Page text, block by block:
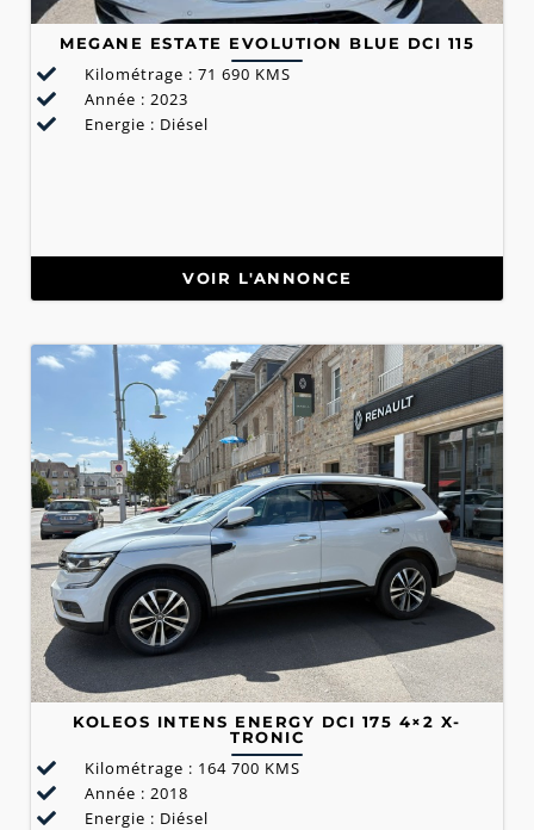
MEGANE ESTATE EVOLUTION BLUE DCI 115
Kilométrage : 71 690 KMS
Année : 2023
Energie : Diésel
VOIR L'ANNONCE
KOLEOS INTENS ENERGY DCI 175 4×2 X-
TRONIC
Kilométrage : 164 700 KMS
Année : 2018
Energie : Diésel